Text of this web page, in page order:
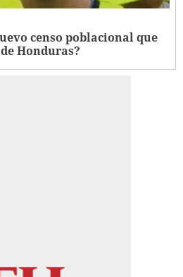
censo poblacional que
Honduras?